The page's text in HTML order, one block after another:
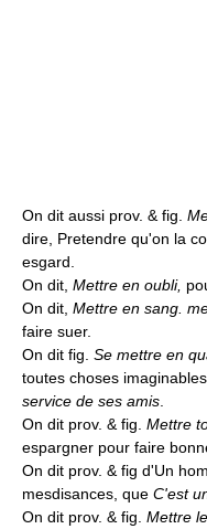
On dit aussi prov. & fig.
dire, Pretendre qu'on la
esgard.
On dit, Mettre en oubli,
On dit, Mettre en sang.
faire suer.
On dit fig. Se mettre en
toutes choses
service de ses amis
On dit prov. & fig. Mettre
espargner pour faire
On dit prov. & fig d'Un
mesdisances, que C'est
On dit prov. & fig. Mettre